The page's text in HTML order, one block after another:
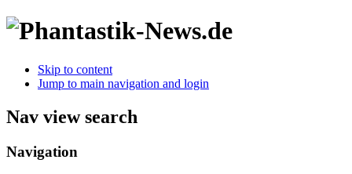
Skip to content
Jump to main navigation and login
Nav view search
Navigation